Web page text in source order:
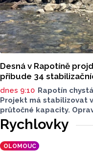
Desná v Rapotíně
přibude 34
dnes 9:10 Rapotín
Projekt má stabilizovat
průtočné kapacity.
úseky koryta. Samotná
samostatných
Rychlovky
OLOMOUC